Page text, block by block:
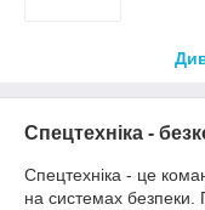
Спецтехніка -
Спецтехніка - це
на системах безпеки.